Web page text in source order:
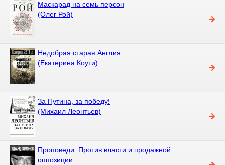
Маскарад на семь персон
(Олег Рой)
Недобрая старая Англия
(Екатерина Коути)
За Путина, за победу!
(Михаил Леонтьев)
Проповеди. Против власти и продажной
оппозиции